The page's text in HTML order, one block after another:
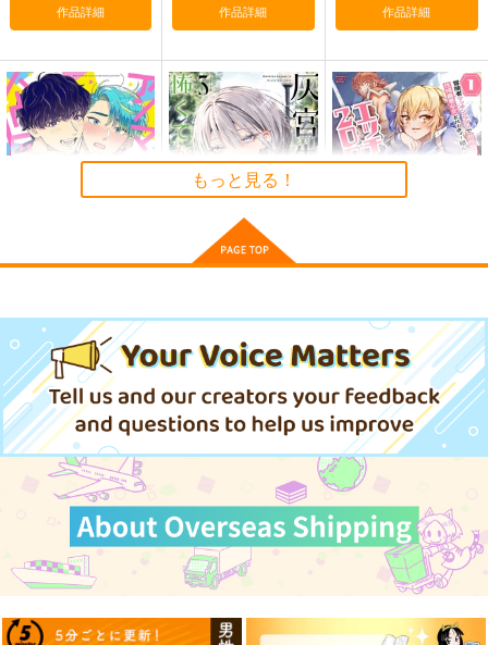
カート カート
作品詳細 作品詳細 作品詳細
トビート HYPER
幻冬舎コミックス
902円（税込）
サンプル
作品詳細
いい 3
スクウェア・エニック
ス
770円（税込）
リで相性抜群だけ 1
竹書房
880 （税込）
サンプル
もっと見る！